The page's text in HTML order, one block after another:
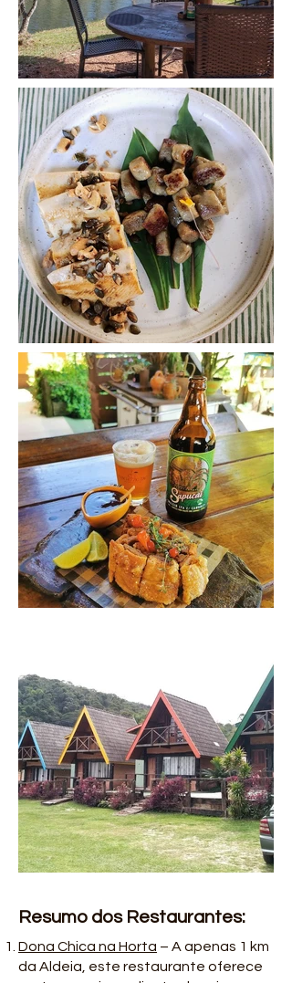
Resumo dos Restaurantes:
Dona Chica na Horta – A apenas 1 km
da Aldeia, este restaurante oferece